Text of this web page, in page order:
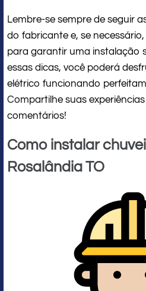
Lembre-se sempre de seguir
do fabricante e, se
para garantir uma instalação
essas dicas, você poderá
elétrico funcionando
Compartilhe suas
comentários!
Como instalar
Rosalândia TO